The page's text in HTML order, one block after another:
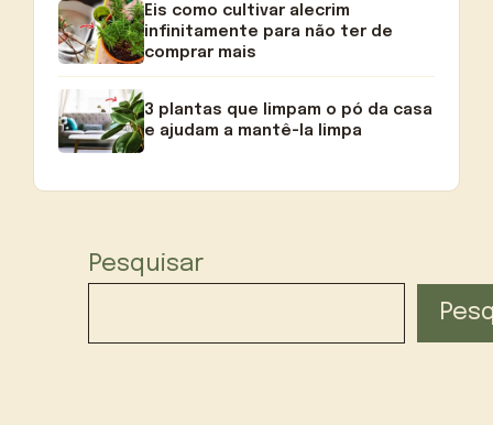
Eis como cultivar alecrim
infinitamente para não ter de
comprar mais
3 plantas que limpam o pó da casa
e ajudam a mantê-la limpa
Pesquisar